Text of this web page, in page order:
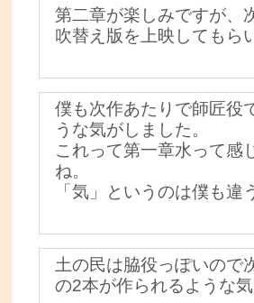
第二章が楽しみですが、
吹替え版を上映してもら
僕も次作あたりで師匠役
うな気がしました。
これって第一章水って感
ね。
「気」というのは僕も違
土の民は脇役っぽいので
の2本が作られるような